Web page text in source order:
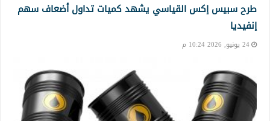
طرح سبيس إكس القياسي يشهد كميات تداول أضعاف سهم
إنفيديا
24 يونيو, 2026 10:24 م